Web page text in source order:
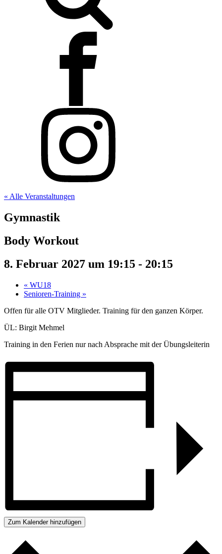
« Alle Veranstaltungen
Gymnastik
Body Workout
8. Februar 2027 um 19:15 - 20:15
« WU18
Senioren-Training »
Offen für alle OTV Mitglieder. Training für den ganzen Körper.
ÜL: Birgit Mehmel
Training in den Ferien nur nach Absprache mit der Übungsleiterin
Zum Kalender hinzufügen